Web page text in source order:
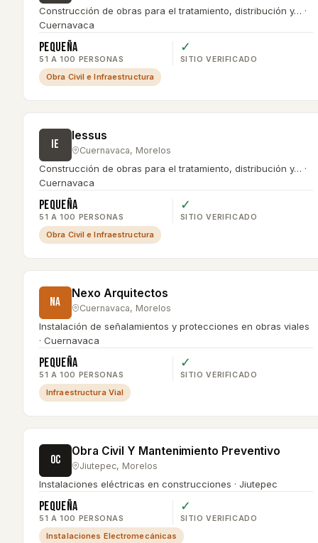
Construcción de obras para el tratamiento, distribución y… ·
Cuernavaca
Pequeña
51 A 100 PERSONAS
✓
SITIO VERIFICADO
Obra Civil e Infraestructura
IE
Iessus
Cuernavaca, Morelos
Construcción de obras para el tratamiento, distribución y… ·
Cuernavaca
Pequeña
51 A 100 PERSONAS
✓
SITIO VERIFICADO
Obra Civil e Infraestructura
NA
Nexo Arquitectos
Cuernavaca, Morelos
Instalación de señalamientos y protecciones en obras viales
· Cuernavaca
Pequeña
51 A 100 PERSONAS
✓
SITIO VERIFICADO
Infraestructura Vial
OC
Obra Civil Y Mantenimiento Preventivo
Jiutepec, Morelos
Instalaciones eléctricas en construcciones · Jiutepec
Pequeña
51 A 100 PERSONAS
✓
SITIO VERIFICADO
Instalaciones Electromecánicas